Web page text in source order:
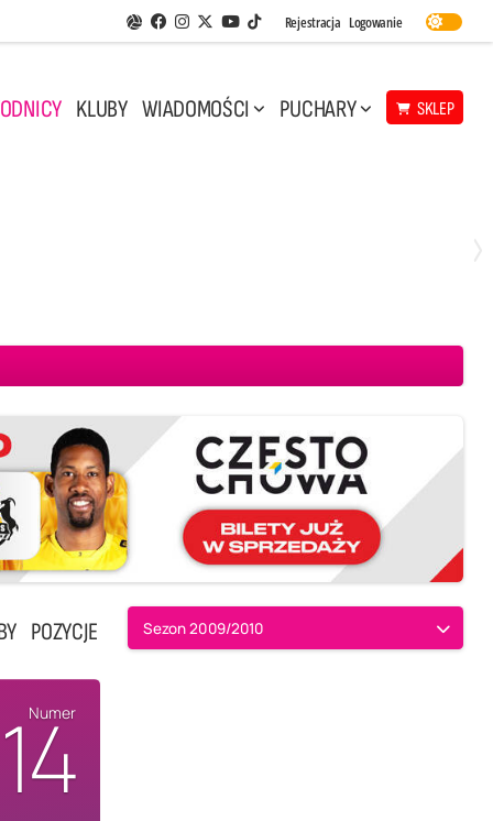
Aplikacja Siatkarskie Ligi
Facebook
Instagram
Twitter
Youtube
TikTok
Rejestracja Logowanie
KLUBY WIADOMOŚCI PUCHARY SKLEP
POZYCJE Sezon 2009/2010
Numer
14